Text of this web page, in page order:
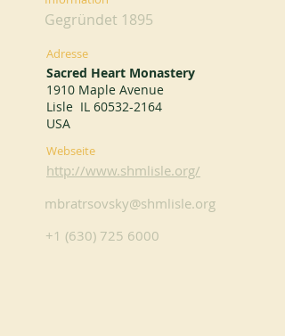
Gegründet 1895
Adresse
Sacred Heart Monastery
1910 Maple Avenue
Lisle IL 60532-2164
USA
Webseite
http://www.shmlisle.org/
mbratrsovsky@shmlisle.org
+1 (630) 725 6000